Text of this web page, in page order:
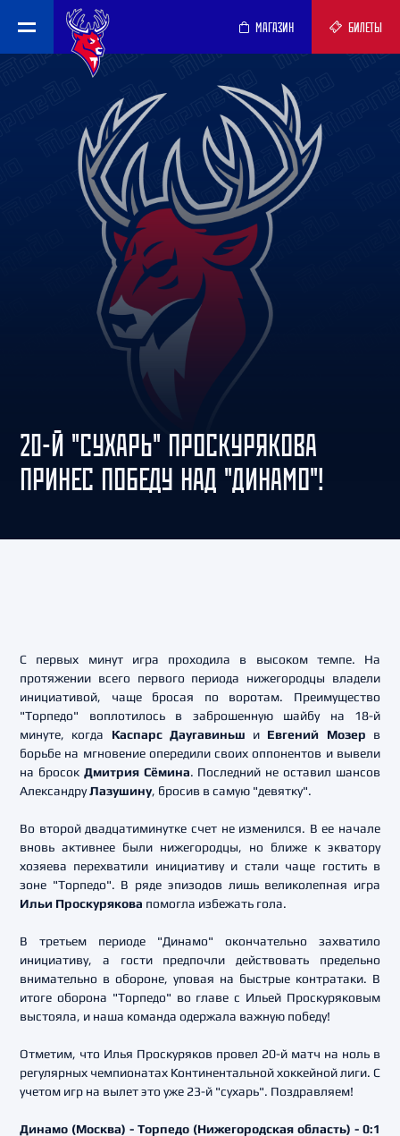
МАГАЗИН БИЛЕТЫ
20-Й "СУХАРЬ" ПРОСКУРЯКОВА
ПРИНЕС ПОБЕДУ НАД "ДИНАМО"!
С первых минут игра проходила в высоком темпе. На
протяжении всего первого периода нижегородцы владели
инициативой, чаще бросая по воротам. Преимущество
"Торпедо" воплотилось в заброшенную шайбу на 18-й
минуте, когда Каспарс Даугавиньш и Евгений Мозер в
борьбе на мгновение опередили своих оппонентов и вывели
на бросок Дмитрия Сёмина. Последний не оставил шансов
АлександруЛазушину, бросив в самую "девятку".
Во второй двадцатиминутке счет не изменился. В ее начале
вновь активнее были нижегородцы, но ближе к экватору
хозяева перехватили инициативу и стали чаще гостить в
зоне "Торпедо". В ряде эпизодов лишь великолепная игра
Ильи Проскурякова помогла избежать гола.
В третьем периоде "Динамо" окончательно захватило
инициативу, а гости предпочли действовать предельно
внимательно в обороне, уповая на быстрые контратаки. В
итоге оборона "Торпедо" во главе с Ильей Проскуряковым
выстояла, и наша команда одержала важную победу!
Отметим, что Илья Проскуряков провел 20-й матч на ноль в
регулярных чемпионатах Континентальной хоккейной лиги. С
учетом игр на вылет это уже 23-й "сухарь". Поздравляем!
Динамо (Москва) - Торпедо (Нижегородская область) - 0:1